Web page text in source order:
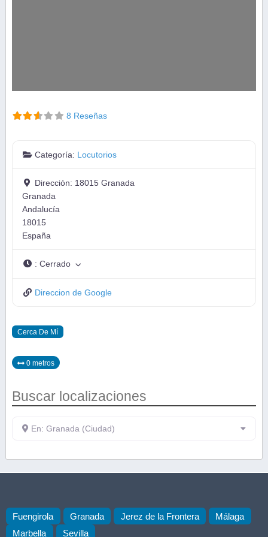
8 Reseñas
Categoría: Locutorios
Dirección: 18015 Granada
Granada
Andalucía
18015
España
:Cerrado
Direccion de Google
Cerca De Mí
0 metros
Buscar localizaciones
En: Granada (Ciudad)
Fuengirola Granada Jerez de la Frontera
Málaga
Marbella
Sevilla